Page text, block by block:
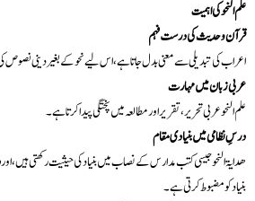
علم النحو کی اہمیت
قرآن و حدیث کی درست فہم
اعراب کی تبدیلی سے معنی بدل جاتا ہے، اس لیے نحو کے بغیر دینی نصوص
عربی زبان میں مہارت
علم النحو عربی تحریر، تقریر اور مطالعہ میں پختگی پیدا کرتا ہے۔
درسِ نظامی میں بنیادی مقام
ھدایۃ النحو جیسی کتب مدارس کے نصاب میں بنیاد کی حیثیت رکھتی ہیں، اور
بنیاد کو مضبوط کرتی ہے۔